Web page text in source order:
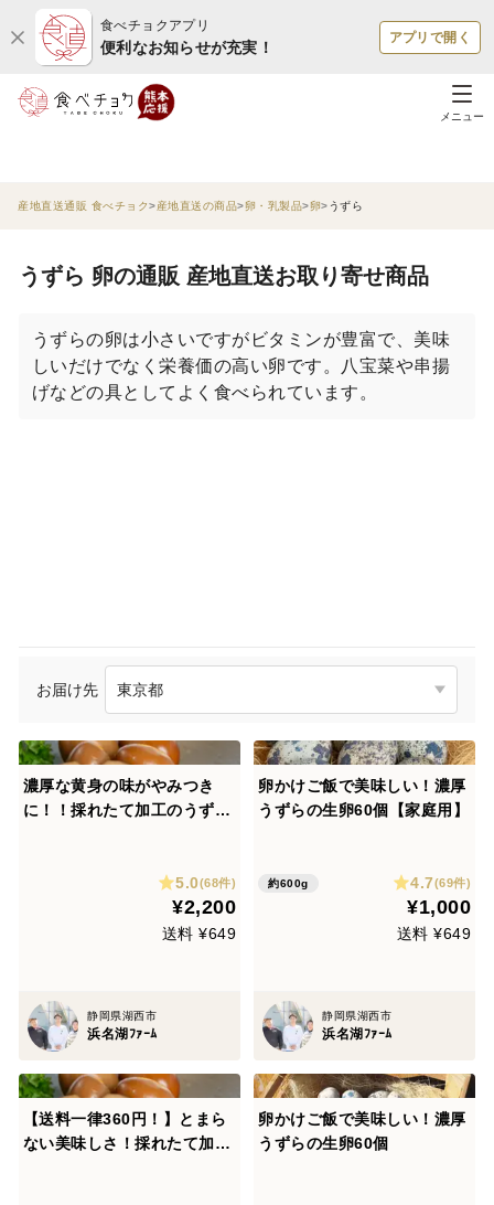
食べチョクアプリ
便利なお知らせが充実！
アプリで開く
メニュー
産地直送通販 食べチョク 産地直送の商品 卵・乳製品 卵 うずら
うずら 卵の通販 産地直送お取り寄せ商品
うずらの卵は小さいですがビタミンが豊富で、美味
しいだけでなく栄養価の高い卵です。八宝菜や串揚
げなどの具としてよく食べられています。
お届け先
濃厚な黄身の味がやみつき
に！！採れたて加工のうずら
5.0(68件)
¥2,200
送料 ¥649
静岡県湖西市
浜名湖ﾌｧｰﾑ
卵かけご飯で美味しい！濃厚
うずらの生卵60個【家庭用】
約600g 4.7(69件)
¥1,000
送料 ¥649
静岡県湖西市
浜名湖ﾌｧｰﾑ
【送料一律360円！】とまら
ない美味しさ！採れたて加工
卵かけご飯で美味しい！濃厚
うずらの生卵60個